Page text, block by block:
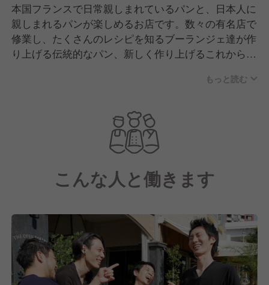
本国フランスで日常親しまれているパンと、日本人に
親しまれるパンが楽しめるお店です。数々の有名店で
修業し、たくさんのレシピを知るブーランジェ達が作
り上げる伝統的なパン、新しく作り上げるこれからの
ないパンを東京で唯一のビーチサイドの開放的で贅沢
た」パンを提供する人気ベーカリーカフェです。
もっと読む
こんな人と働きます